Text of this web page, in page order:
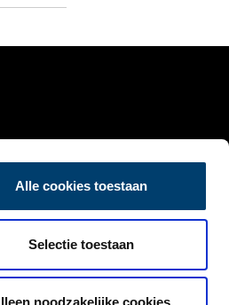
Alle cookies toestaan
Selectie toestaan
noodzakelijke cookies